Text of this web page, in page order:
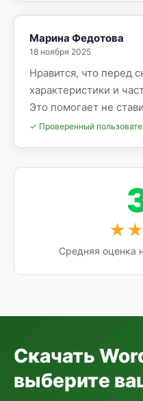
Марина Федотова
18 ноября 2025
Нравится, что перед
характеристики и
Это помогает не
✓ Проверенный
Средняя оценка
Скачать
выберите